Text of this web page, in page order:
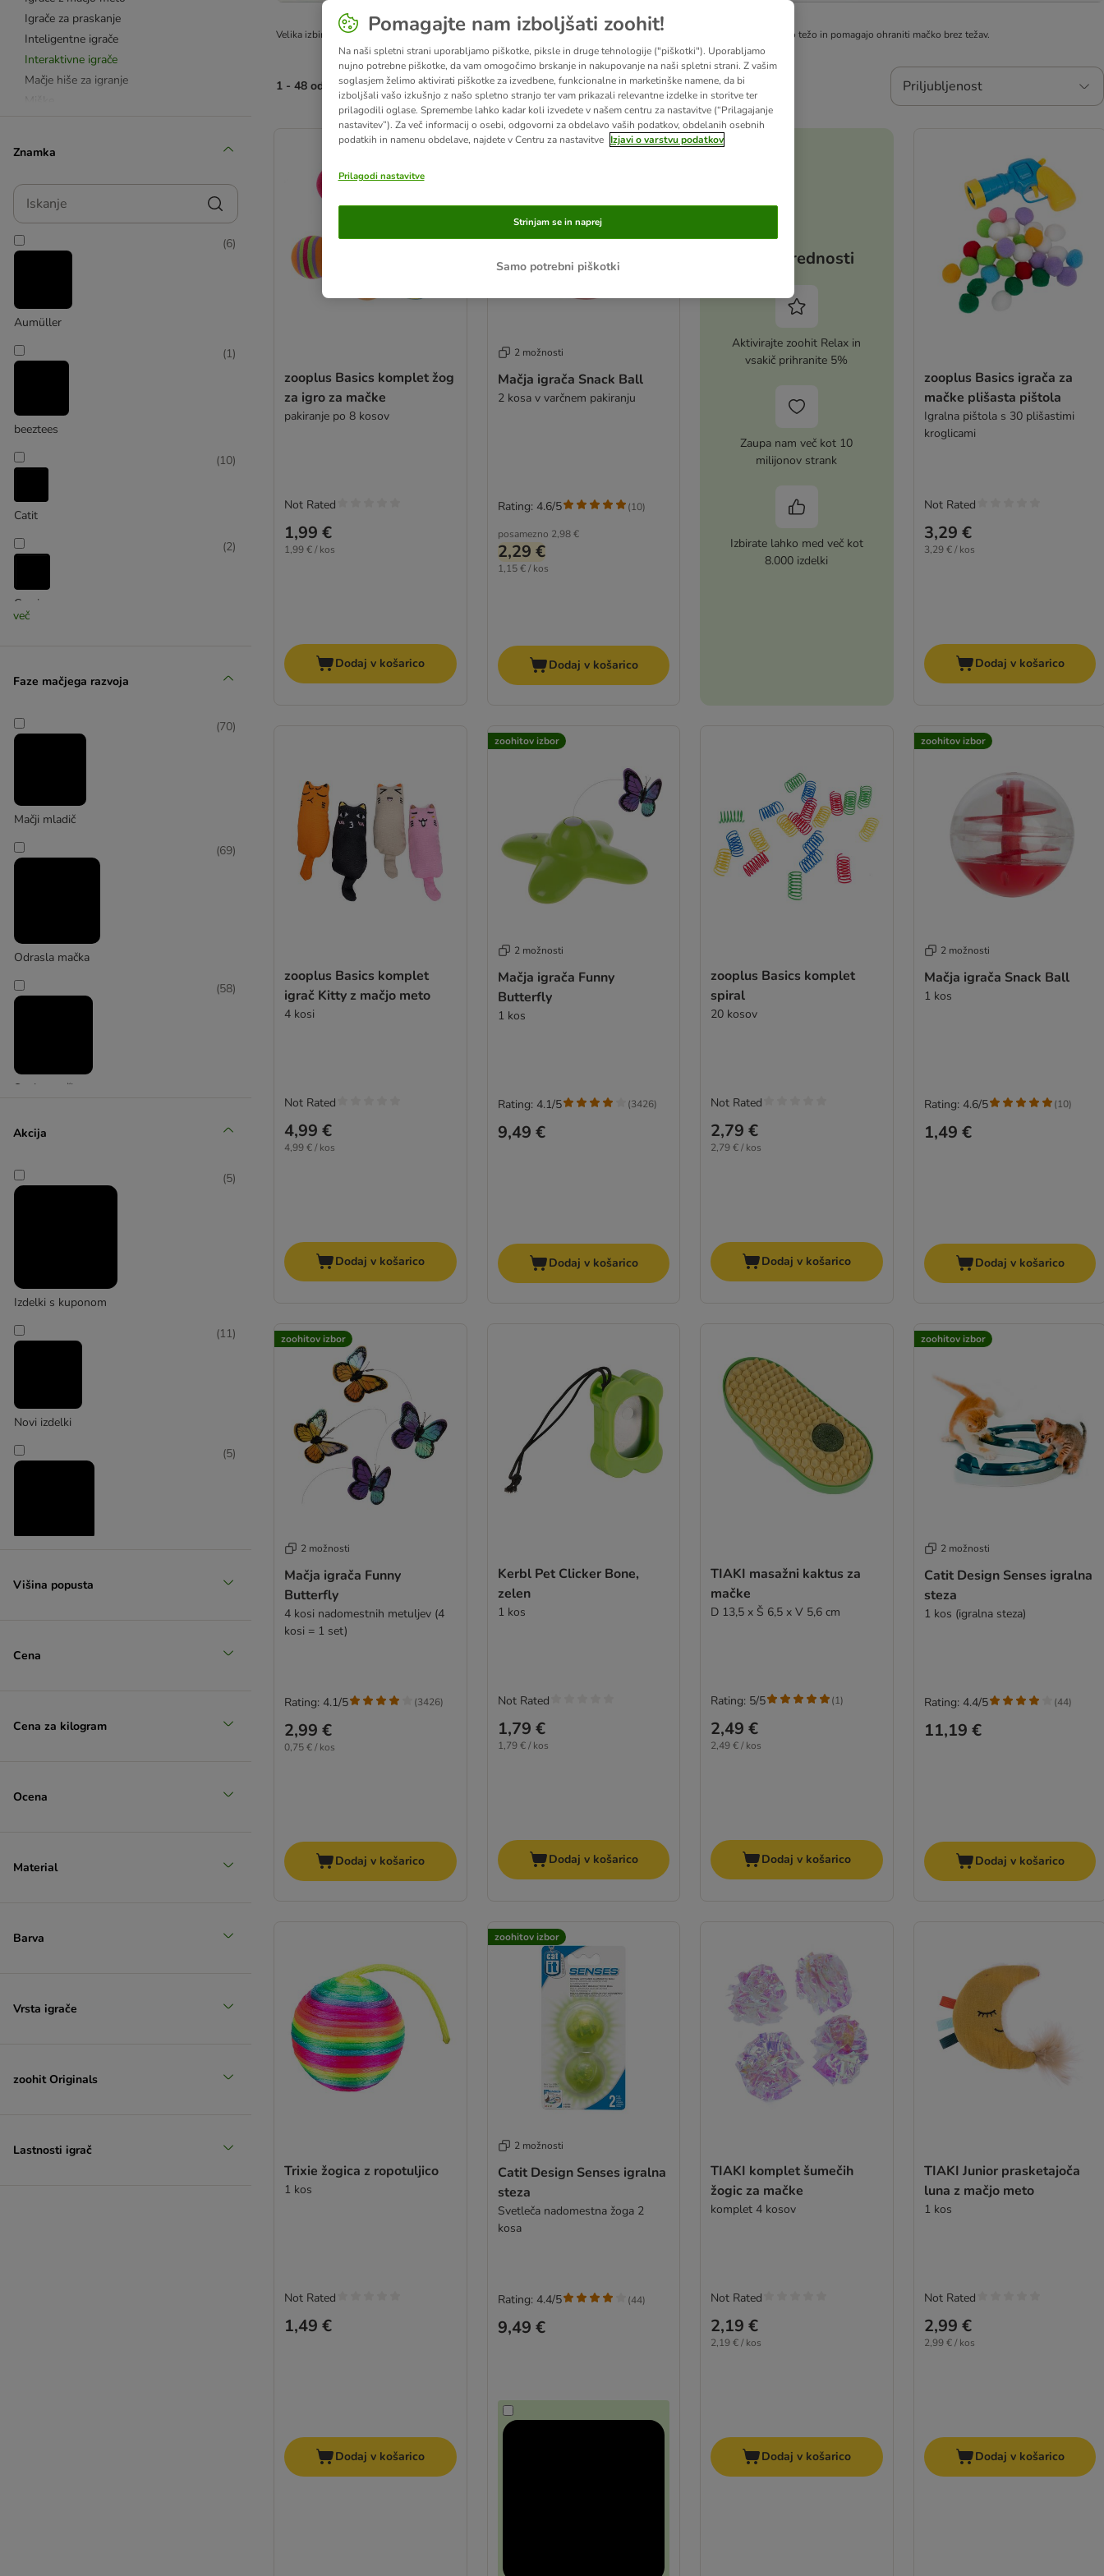
Igrače za praskanje
Inteligentne igrače
Interaktivne igrače
Mačje hiše za igranje
Tuneli & vreče za igranje
Žoge
Trixie
Znamka
Iskanje
Aumüller
(6)
beeztees
(1)
Catit
(10)
Croci
(2)
ferplast
več
Faze mačjega razvoja
Mačji mladič
(70)
Odrasla mačka
(69)
Senior mačka
(58)
Akcija
Izdelki s kuponom
(5)
Novi izdelki
(11)
(5)
(9)
Višina popusta
Cena
Cena za kilogram
Ocena
Material
Barva
Vrsta igrače
zoohit Originals
Lastnosti igrač
Velika izbira interaktivnih igrač z nagrado skozi hrano. Dovolj gibanja in dejavnosti pomagajo vzdrževati zdravo telesno težo in pomagajo ohraniti mačko brez težav.
1 - 48 od 145 rezultatov Priljubljenost
product items have been changed
zooplus Basics komplet žog
za igro za mačke
pakiranje po 8 kosov
1,99 €
1,99 € / kos
Not Rated
Dodaj v košarico
zoohitov izbor
2 možnosti
Mačja igrača Snack Ball
2 kosa v varčnem pakiranju
posamezno 2,98 €
2,29 €
1,15 € / kos
Rating: 4.6/5 (10)
Dodaj v košarico
Vaše prednosti
Aktivirajte zoohit Relax in
vsakič prihranite 5%
Zaupa nam več kot 10
milijonov strank
Izbirate lahko med več kot
8.000 izdelki
zooplus Basics igrača za
mačke plišasta pištola
Igralna pištola s 30 plišastimi
kroglicami
3,29 €
3,29 € / kos
Not Rated
Dodaj v košarico
zooplus Basics komplet
igrač Kitty z mačjo meto
4 kosi
4,99 €
4,99 € / kos
Not Rated
Dodaj v košarico
zoohitov izbor
2 možnosti
Mačja igrača Funny
Butterfly
1 kos
9,49 €
Rating: 4.1/5 (3426)
Dodaj v košarico
zooplus Basics komplet
spiral
20 kosov
2,79 €
2,79 € / kos
Not Rated
Dodaj v košarico
zoohitov izbor
2 možnosti
Mačja igrača Snack Ball
1 kos
1,49 €
Rating: 4.6/5 (10)
Dodaj v košarico
zoohitov izbor
2 možnosti
Mačja igrača Funny
Butterfly
4 kosi nadomestnih metuljev (4
kosi = 1 set)
2,99 €
0,75 € / kos
Rating: 4.1/5 (3426)
Dodaj v košarico
Kerbl Pet Clicker Bone,
zelen
1 kos
1,79 €
1,79 € / kos
Not Rated
Dodaj v košarico
TIAKI masažni kaktus za
mačke
D 13,5 x Š 6,5 x V 5,6 cm
2,49 €
2,49 € / kos
Rating: 5/5 (1)
Dodaj v košarico
zoohitov izbor
2 možnosti
Catit Design Senses igralna
steza
1 kos (igralna steza)
11,19 €
Rating: 4.4/5 (44)
Dodaj v košarico
Trixie žogica z ropotuljico
1 kos
1,49 €
Not Rated
Dodaj v košarico
zoohitov izbor
2 možnosti
Catit Design Senses igralna
steza
Svetleča nadomestna žoga 2
kosa
9,49 €
Rating: 4.4/5 (44)
TIAKI komplet šumečih
žogic za mačke
komplet 4 kosov
2,19 €
2,19 € / kos
Not Rated
Dodaj v košarico
TIAKI Junior prasketajoča
luna z mačjo meto
1 kos
2,99 €
2,99 € / kos
Not Rated
Dodaj v košarico
Pomagajte nam izboljšati zoohit!
Na naši spletni strani uporabljamo piškotke, piksle in druge tehnologije ("piškotki"). Uporabljamo
nujno potrebne piškotke, da vam omogočimo brskanje in nakupovanje na naši spletni strani. Z vašim
soglasjem želimo aktivirati piškotke za izvedbene, funkcionalne in marketinške namene, da bi
izboljšali vašo izkušnjo z našo spletno stranjo ter vam prikazali relevantne izdelke in storitve ter
prilagodili oglase. Spremembe lahko kadar koli izvedete v našem centru za nastavitve (“Prilagajanje
nastavitev”). Za več informacij o osebi, odgovorni za obdelavo vaših podatkov, obdelanih osebnih
podatkih in namenu obdelave, najdete v Centru za nastavitve Izjavi o varstvu podatkov
Prilagodi nastavitve
Samo potrebni piškotki
Strinjam se in naprej